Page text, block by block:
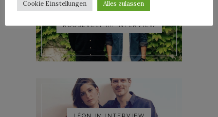
ROOSEVELT IM INTERVIEW
LÉON IM INTERVIEW
Cookie Einstellungen Alles zulassen